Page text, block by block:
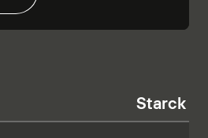
Starck T